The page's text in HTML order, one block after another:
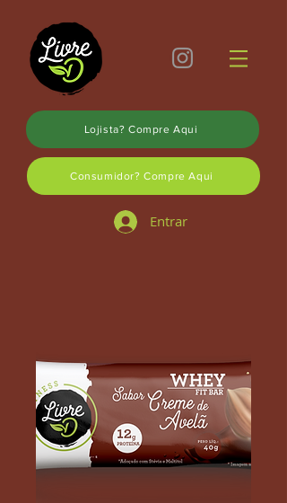
Lojista? Compre Aqui
Consumidor? Compre Aqui
Entrar